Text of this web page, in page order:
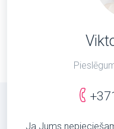
Ja Jums